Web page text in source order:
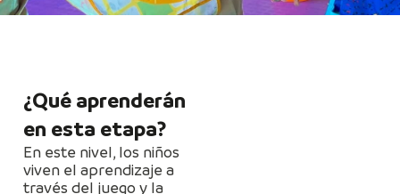
¿Qué aprenderán
en esta etapa?
En este nivel, los niños
viven el aprendizaje a
través del juego y la